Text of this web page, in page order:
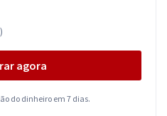
agora
do dinheiro em 7 dias.